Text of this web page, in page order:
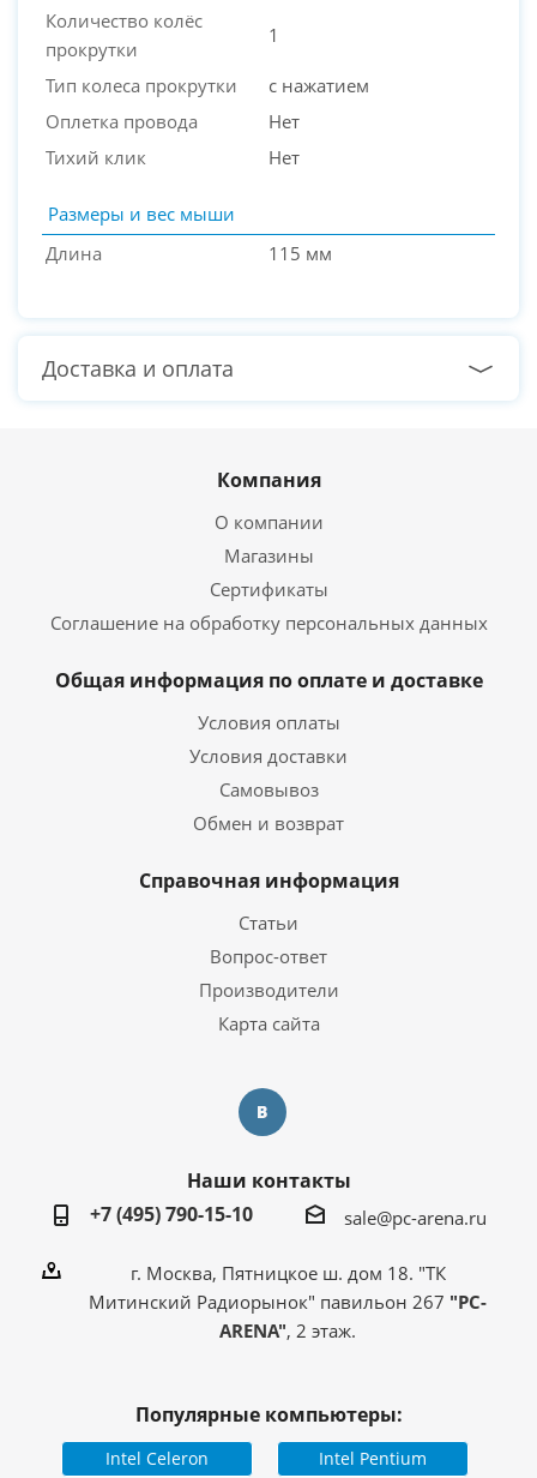
Количество колёс
прокрутки
1
Тип колеса прокрутки
с нажатием
Оплетка провода
Нет
Тихий клик
Нет
Размеры и вес мыши
Длина
115 мм
Доставка и оплата
Компания
О компании
Магазины
Сертификаты
Соглашение на обработку персональных данных
Общая информация по оплате и доставке
Условия оплаты
Условия доставки
Самовывоз
Обмен и возврат
Справочная информация
Статьи
Вопрос-ответ
Производители
Карта сайта
Наши контакты
+7 (495) 790-15-10
sale@pc-arena.ru
г. Москва, Пятницкое ш. дом 18. "ТК
Митинский Радиорынок" павильон 267 "PC-
ARENA", 2 этаж.
Популярные компьютеры:
Intel Celeron Intel Pentium